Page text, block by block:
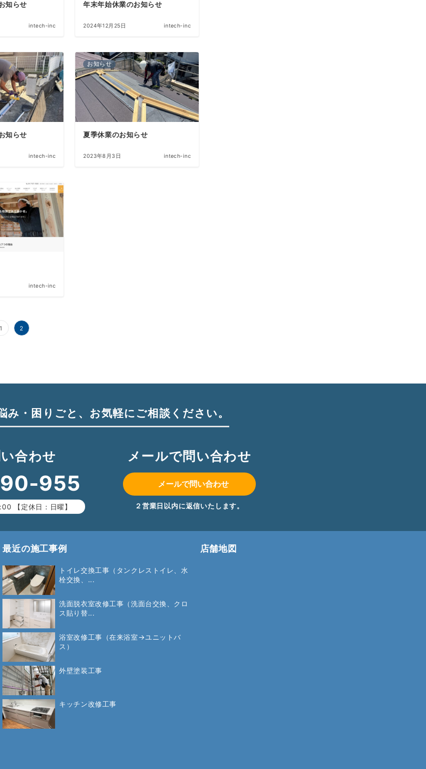
知らせ
intech-inc
年末年始休業のお知らせ
2024年12月25日 intech-inc
知らせ
intech-inc
お知らせ
夏季休業のお知らせ
2023年8月3日 intech-inc
intech-inc
1 2
み・困りごと、 お気軽にご相談ください。
合わせ
955
【定休日：日曜】
メールで問い合わせ
メールで問い合わせ
２営業日以内に返信いたします。
最近の施工事例
トイレ交換工事（タンクレストイレ、水
栓交換、...
洗面脱衣室改修工事（洗面台交換、クロ
ス貼り替...
浴室改修工事（在来浴室→ユニットバ
ス）
外壁塗装工事
キッチン改修工事
店舗地図